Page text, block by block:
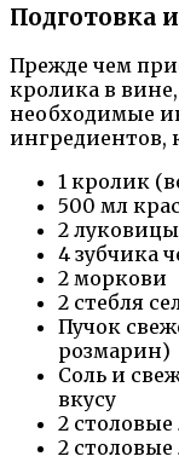
Подготовка
Прежде чем
кролика в
необходимые
ингредиентов,
1 кролик
500 мл
2 луковицы
4 зубчика
2 моркови
2 стебля
Пучок
розмарин)
Соль и
вкусу
2
2